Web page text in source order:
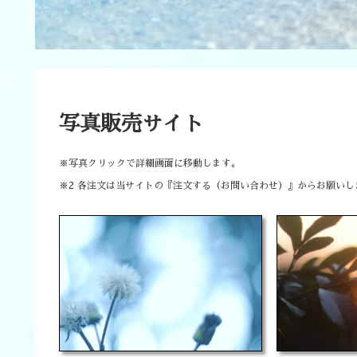
写真販売サイト
※写真クリックで詳細画面に移動します。
※2 各注文は当サイトの『注文する（お問い合わせ）』からお願いし